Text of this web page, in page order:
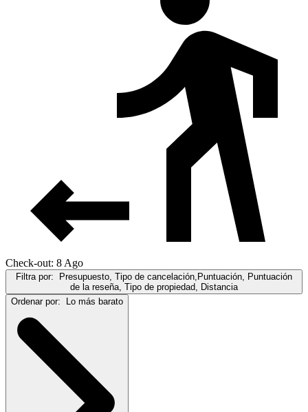
Check-out: 8 Ago
Filtra por:
Presupuesto, Tipo de cancelación,Puntuación, Puntuación
de la reseña, Tipo de propiedad, Distancia
Ordenar por:
Lo más barato